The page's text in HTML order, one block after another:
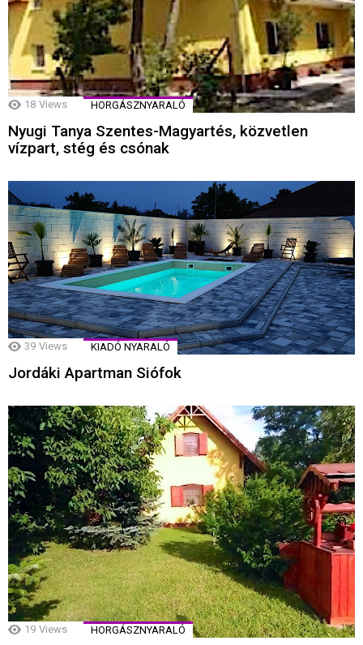
18 Views HORGÁSZNYARALÓ
Nyugi Tanya Szentes-Magyartés, közvetlen
vízpart, stég és csónak
39 Views KIADÓ NYARALÓ
Jordáki Apartman Siófok
19 Views HORGÁSZNYARALÓ